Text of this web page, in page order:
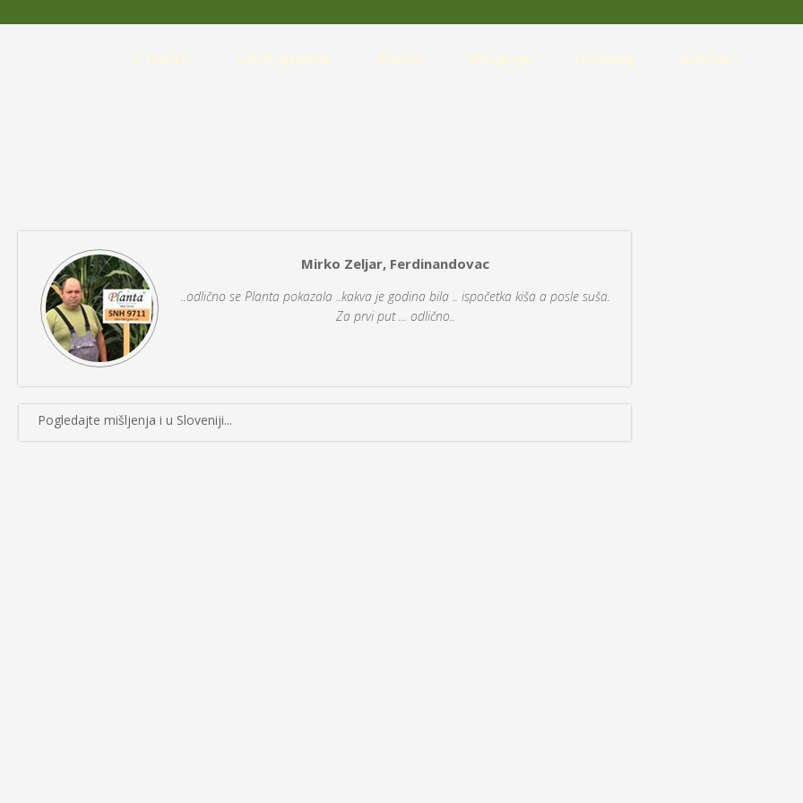
O PLANTI IZBOR SJEMENA POKUSI MIŠLJENJA DOGAĐAJI KONTAKT
Mirko Zeljar, Ferdinandovac
..odlično se Planta pokazala ..kakva je godina bila .. ispočetka kiša a posle suša.
Za prvi put ... odlično..
Pogledajte mišljenja i u Sloveniji...